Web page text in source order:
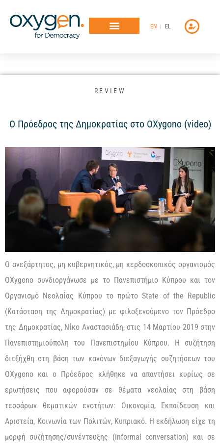
στο
περιεχόμενο
EN EL
REVIEW
Ο Πρόεδρος της Δημοκρατίας στο OXygono (video)
O ανεξάρτητος, μη κυβερνητικός, μη κερδοσκοπικός οργανισμός
OXygono συνδιοργάνωσε με το Πανεπιστήμιο Κύπρου και τον
Οργανισμό Νεολαίας Κύπρου το πρώτο State of the Republic
(Κατάσταση της Δημοκρατίας) με φιλοξενούμενο τον Πρόεδρο
της Δημοκρατίας, Νίκο Αναστασιάδη, στις 14 Μαρτίου 2019 στην
Πανεπιστημιούπολη του Πανεπιστημίου Κύπρου. Η συζήτηση
διεξήχθη στη βάση των κανόνων διεξαγωγής συζητήσεων του
OXygono και ο Πρόεδρος κλήθηκε να απαντήσει κυρίως σε
ερωτήσεις που αφορούσαν σε θέματα νεολαίας στη βάση
τεσσάρων θεματικών ενοτήτων: Οικονομία, Εκπαίδευση και
Αριστεία, Κοινωνία των Πολιτών, Κυπριακό. Η εκδήλωση είχε τη
μορφή συζήτησης/συνέντευξης (informal conversation) και σε